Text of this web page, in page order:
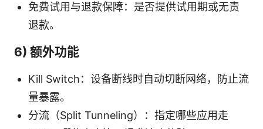
免费试用与退款保障：是否提供试用期或无责
退款。
6) 额外功能
Kill Switch：设备断线时自动切断网络，防止流
量暴露。
分流（Split Tunneling）：指定哪些应用走